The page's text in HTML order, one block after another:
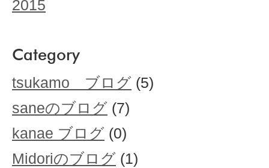
2015
Category
tsukamo ブログ (5)
saneのブログ (7)
kanae ブログ (0)
Midoriのブログ (1)